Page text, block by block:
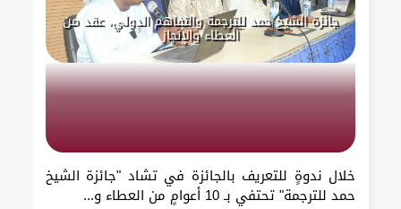
جائزة الشيخ حمد للترجمة والتفاهم الدولي، عقد من
العطاء والإنجاز
خلال ندوةٍ للتعريف بالجائزة في تشاد "جائزة الشيخ
حمد للترجمة" تحتفي بـ 10 أعوامٍ من العطاء و...